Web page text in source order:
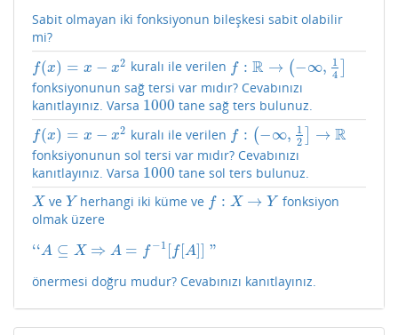
Sabit olmayan iki fonksiyonun bileşkesi sabit olabilir
mi?
f(x) = x − x2
f(x)=x −x2 kuralı ile verilen f : R → (−∞, 1
4
f:R→(−∞,1 4]
fonksiyonunun sağ tersi var mıdır? Cevabınızı
kanıtlayınız. Varsa 1000
1000 tane sağ ters bulunuz.
f(x) = x − x2
f(x)=x −x2 kuralı ile verilen f : (−∞, 1
2
→ R
f:( − ∞ ,12]→ R
fonksiyonunun sol tersi var mıdır? Cevabınızı
kanıtlayınız. Varsa 1000
1000 tane sol ters bulunuz.
X
X ve Y
Y herhangi iki küme ve f : X → Y
f:X→Y
fonksiyon
olmak üzere
‘‘A ⊆ X ⇒ A = f −1 [f[A]] "
A⊆X⇒ A= f−1 [f[A] "
önermesi doğru mudur? Cevabınızı kanıtlayınız.